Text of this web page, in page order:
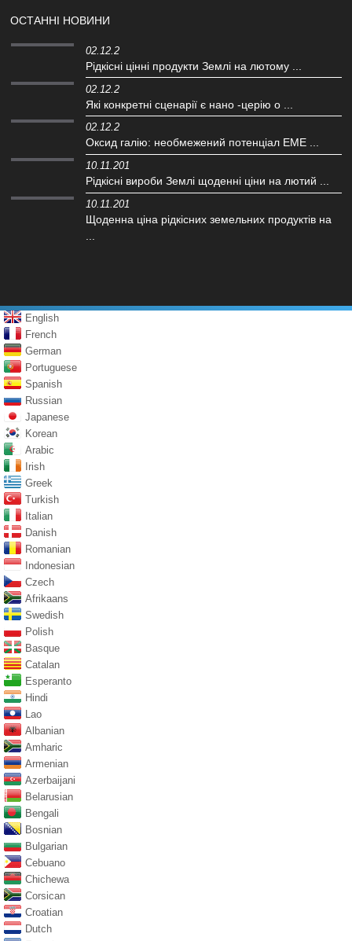
ОСТАННІ НОВИНИ
02.12.2
Рідкісні цінні продукти Землі на лютому ...
02.12.2
Які конкретні сценарії є нано -церію o ...
02.12.2
Оксид галію: необмежений потенціал EME ...
10.11.201
Рідкісні вироби Землі щоденні ціни на лютий ...
10.11.201
Щоденна ціна рідкісних земельних продуктів на
English
French
German
Portuguese
Spanish
Russian
Japanese
Korean
Arabic
Irish
Greek
Turkish
Italian
Danish
Romanian
Indonesian
Czech
Afrikaans
Swedish
Polish
Basque
Catalan
Esperanto
Hindi
Lao
Albanian
Amharic
Armenian
Azerbaijani
Belarusian
Bengali
Bosnian
Bulgarian
Cebuano
Chichewa
Corsican
Croatian
Dutch